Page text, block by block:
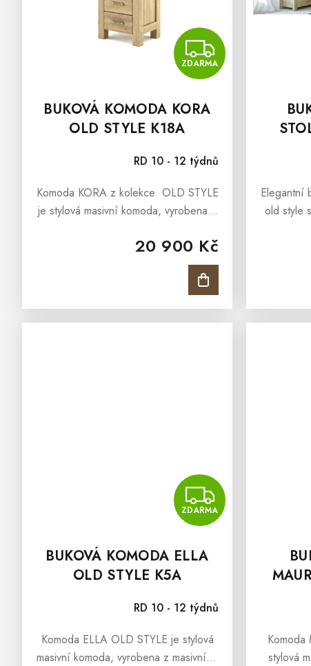
ZDARMA
BUKOVÁ KOMODA KORA
OLD STYLE K18A
RD 10 - 12 týdnů
20 900 Kč
Komoda KORA z kolekce OLD STYLE
je stylová masivní komoda, vyrobena z
přírodním olejem v barvě antik.
Komoda KORA z kolekce OLD...
Elegantní
old style
masivu
ZDARMA
BUKOVÁ KOMODA ELLA
OLD STYLE K5A
RD 10 - 12 týdnů
Komoda ELLA OLD STYLE je stylová
masivní komoda, vyrobena z masivního
Komoda
stylová